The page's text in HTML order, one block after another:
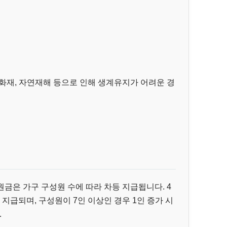
재, 자연재해 등으로 인해 생계유지가 어려운 경
은 가구 구성원 수에 따라 차등 지급됩니다. 4
급되며, 구성원이 7인 이상인 경우 1인 증가 시